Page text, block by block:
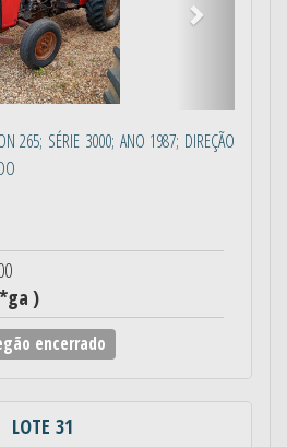
265; SÉRIE 3000; ANO 1987; DIREÇÃO
)
encerrado
LOTE 31